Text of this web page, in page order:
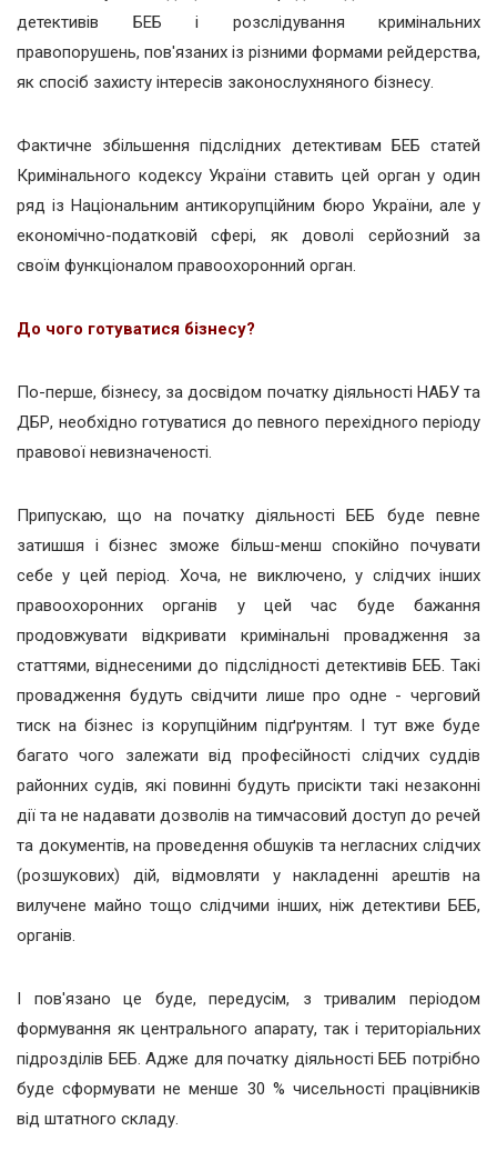
детективів БЕБ і розслідування кримінальних
правопорушень, пов'язаних із різними формами рейдерства,
як спосіб захисту інтересів законослухняного бізнесу.
Фактичне збільшення підслідних детективам БЕБ статей
Кримінального кодексу України ставить цей орган у один
ряд із Національним антикорупційним бюро України, але у
економічно-податковій сфері, як доволі серйозний за
своїм функціоналом правоохоронний орган.
До чого готуватися бізнесу?
По-перше, бізнесу, за досвідом початку діяльності НАБУ та
ДБР, необхідно готуватися до певного перехідного періоду
правової невизначеності.
Припускаю, що на початку діяльності БЕБ буде певне
затишшя і бізнес зможе більш-менш спокійно почувати
себе у цей період. Хоча, не виключено, у слідчих інших
правоохоронних органів у цей час буде бажання
продовжувати відкривати кримінальні провадження за
статтями, віднесеними до підслідності детективів БЕБ. Такі
провадження будуть свідчити лише про одне - черговий
тиск на бізнес із корупційним підґрунтям. І тут вже буде
багато чого залежати від професійності слідчих суддів
районних судів, які повинні будуть присікти такі незаконні
дії та не надавати дозволів на тимчасовий доступ до речей
та документів, на проведення обшуків та негласних слідчих
(розшукових) дій, відмовляти у накладенні арештів на
вилучене майно тощо слідчими інших, ніж детективи БЕБ,
органів.
І пов'язано це буде, передусім, з тривалим періодом
формування як центрального апарату, так і територіальних
підрозділів БЕБ. Адже для початку діяльності БЕБ потрібно
буде сформувати не менше 30 % чисельності працівників
від штатного складу.